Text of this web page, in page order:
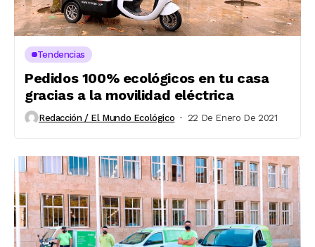
Tendencias
Pedidos 100% ecológicos en tu casa
gracias a la movilidad eléctrica
Redacción / El Mundo Ecológico 22 De Enero De 2021